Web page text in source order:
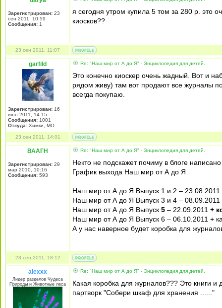
Зарегистрирован: 23
сен 2011, 10:59
Сообщения: 1
я сегодня утром купила 5 том за 280 р. это
киосков??
23 сен 2011, 11:07
garfild
Зарегистрирован: 16
июн 2011, 14:15
Сообщения: 1001
Откуда: Химки, МО
Re: "Наш мир от А до Я" - Энциклопедия для детей.
Это конечно киоскер очень жадный. Вот и
рядом живу) там вот продают все журналы
всегда покупаю.
23 сен 2011, 14:01
ВААГН
Зарегистрирован: 29
мар 2010, 10:16
Сообщения: 593
Re: "Наш мир от А до Я" - Энциклопедия для детей.
Некто не подскажет почиму в блоге написано
График выхода Наш мир от А до Я
Наш мир от А до Я Выпуск 1 и 2 – 23.08.2011
Наш мир от А до Я Выпуск 3 и 4 – 08.09.2011
Наш мир от А до Я Выпуск 5 – 22.09.2011 +
Наш мир от А до Я Выпуск 6 – 06.10.2011 +
А у нас наверное будет коробка для
23 сен 2011, 18:12
alexxx
Лидер разделов Чудеса
Природы и Животные леса
Re: "Наш мир от А до Я" - Энциклопедия для детей.
Какая коробка для журналов??? Это книги
партворк "Собери шкаф для хранения ......"